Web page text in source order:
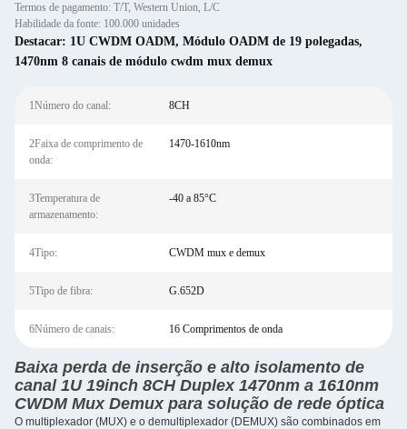
Termos de pagamento: T/T, Western Union, L/C
Habilidade da fonte: 100.000 unidades
Destacar: 1U CWDM OADM, Módulo OADM de 19 polegadas,
1470nm 8 canais de módulo cwdm mux demux
1Número do canal: 8CH
2Faixa de comprimento de
onda:
1470-1610nm
3Temperatura de
armazenamento:
-40 a 85°C
4Tipo: CWDM mux e demux
5Tipo de fibra: G.652D
6Número de canais: 16 Comprimentos de onda
Baixa perda de inserção e alto isolamento de
canal 1U 19inch 8CH Duplex 1470nm a 1610nm
CWDM Mux Demux para solução de rede óptica
O multiplexador (MUX) e o demultiplexador (DEMUX) são combinados em